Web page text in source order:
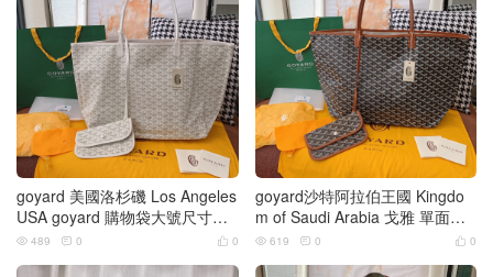
goyard 美國洛杉磯 Los Angeles
USA goyard 購物袋大號尺寸白
色
 0
 489  0
goyard沙特阿拉伯王國 Kingdo
m of Saudi Arabia 戈雅 單面購
物袋圖片
 0
 619  0